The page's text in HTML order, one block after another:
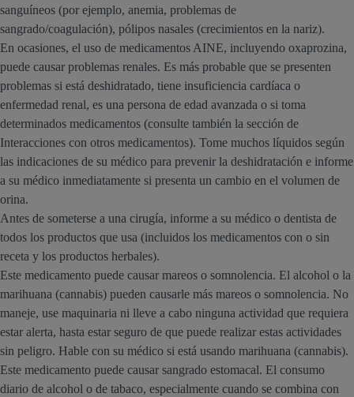
sanguíneos (por ejemplo, anemia, problemas de
sangrado/coagulación), pólipos nasales (crecimientos en la nariz).
En ocasiones, el uso de medicamentos AINE, incluyendo oxaprozina,
puede causar problemas renales. Es más probable que se presenten
problemas si está deshidratado, tiene insuficiencia cardíaca o
enfermedad renal, es una persona de edad avanzada o si toma
determinados medicamentos (consulte también la sección de
Interacciones con otros medicamentos). Tome muchos líquidos según
las indicaciones de su médico para prevenir la deshidratación e informe
a su médico inmediatamente si presenta un cambio en el volumen de
orina.
Antes de someterse a una cirugía, informe a su médico o dentista de
todos los productos que usa (incluidos los medicamentos con o sin
receta y los productos herbales).
Este medicamento puede causar mareos o somnolencia. El alcohol o la
marihuana (cannabis) pueden causarle más mareos o somnolencia. No
maneje, use maquinaria ni lleve a cabo ninguna actividad que requiera
estar alerta, hasta estar seguro de que puede realizar estas actividades
sin peligro. Hable con su médico si está usando marihuana (cannabis).
Este medicamento puede causar sangrado estomacal. El consumo
diario de alcohol o de tabaco, especialmente cuando se combina con